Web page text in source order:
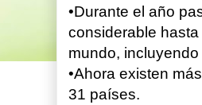
•Durante el año
considerable
mundo,
•Ahora existen
31 países.